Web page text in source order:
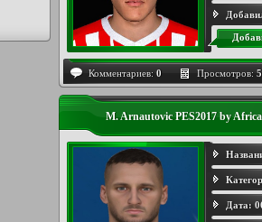
Комментариев: 0 Просмотров:
M. Arnautovic PES2017 by
Дата: